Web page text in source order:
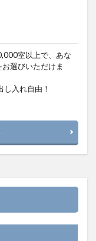
室以上で、あな
選びいただけま
入れ自由！